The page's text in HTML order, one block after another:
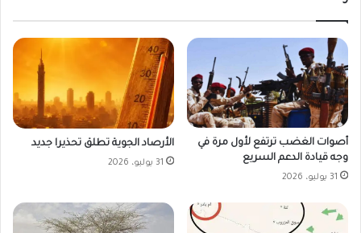
أصوات الغضب ترتفع لأول مرة في
وجه قيادة الدعم السريع
31 يوليو، 2026
الأرصاد الجوية تطلق تحذيرا جديد
31 يوليو، 2026